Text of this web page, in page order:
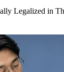
Legalized in